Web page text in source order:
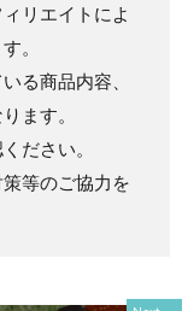
リエイトによ
。
る商品内容、
ます。
ださい。
等のご協力を